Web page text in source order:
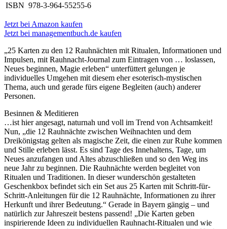
ISBN 978-3-964-55255-6
Jetzt bei Amazon kaufen
Jetzt bei managementbuch.de kaufen
„25 Karten zu den 12 Rauhnächten mit Ritualen, Informationen und
Impulsen, mit Rauhnacht-Journal zum Eintragen von … loslassen,
Neues beginnen, Magie erleben“ unterfüttert gelungen je
individuelles Umgehen mit diesem eher esoterisch-mystischen
Thema, auch und gerade fürs eigene Begleiten (auch) anderer
Personen.
Besinnen & Meditieren
…ist hier angesagt, naturnah und voll im Trend von Achtsamkeit!
Nun, „die 12 Rauhnächte zwischen Weihnachten und dem
Dreikönigstag gelten als magische Zeit, die einen zur Ruhe kommen
und Stille erleben lässt. Es sind Tage des Innehaltens, Tage, um
Neues anzufangen und Altes abzuschließen und so den Weg ins
neue Jahr zu beginnen. Die Rauhnächte werden begleitet von
Ritualen und Traditionen. In dieser wunderschön gestalteten
Geschenkbox befindet sich ein Set aus 25 Karten mit Schritt-für-
Schritt-Anleitungen für die 12 Rauhnächte, Informationen zu ihrer
Herkunft und ihrer Bedeutung.“ Gerade in Bayern gängig – und
natürlich zur Jahreszeit bestens passend! „Die Karten geben
inspirierende Ideen zu individuellen Rauhnacht-Ritualen und wie